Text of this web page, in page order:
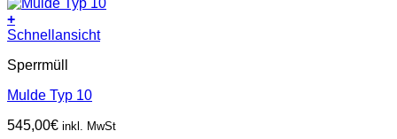
+
Schnellansicht
Sperrmüll
Mulde Typ 10
545,00€ inkl. MwSt